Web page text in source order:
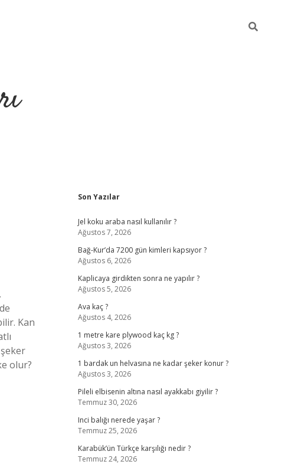
Kan
olur?
Sidebar
Son Yazılar
Jel koku araba nasıl kullanılır ?
Ağustos 7, 2026
Bağ-Kur’da 7200 gün kimleri kapsıyor ?
Ağustos 6, 2026
Kaplicaya girdikten sonra ne yapılır ?
Ağustos 5, 2026
Ava kaç ?
Ağustos 4, 2026
1 metre kare plywood kaç kg ?
Ağustos 3, 2026
1 bardak un helvasına ne kadar şeker konur ?
Ağustos 3, 2026
Pileli elbisenin altına nasıl ayakkabı giyilir ?
Temmuz 30, 2026
Inci balığı nerede yaşar ?
Temmuz 25, 2026
Karabük’ün Türkçe karşılığı nedir ?
Temmuz 24, 2026